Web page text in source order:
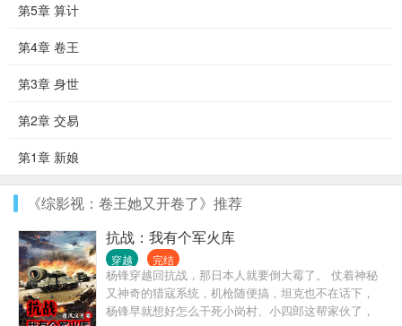
第5章 算计
第4章 卷王
第3章 身世
第2章 交易
第1章 新娘
《综影视：卷王她又开卷了》推荐
抗战：我有个军火库
穿越 完结
杨锋穿越回抗战，那日本人就要倒大霉了。 仗着神秘
又神奇的猎寇系统，机枪随便搞，坦克也不在话下，
杨锋早就想好怎么干死小岗村、小四郎这帮家伙了，